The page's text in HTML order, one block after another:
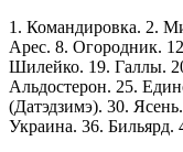
1. Командировка. 2.
Арес. 8. Огородник.
Шилейко. 19. Галлы.
Альдостерон. 25.
(Датэдзимэ). 30.
Украина. 36.